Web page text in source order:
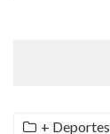
+ Deportes